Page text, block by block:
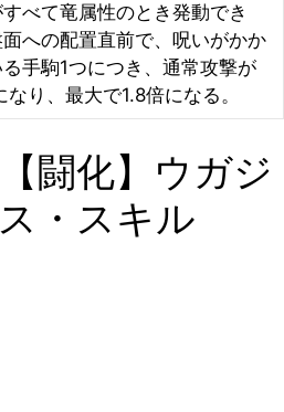
べて竜属性のとき発動でき
面への配置直前で、呪いがかか
る手駒1つにつき、通常攻撃が
なり、最大で1.8倍になる。
闘化】ウガジ
・スキル